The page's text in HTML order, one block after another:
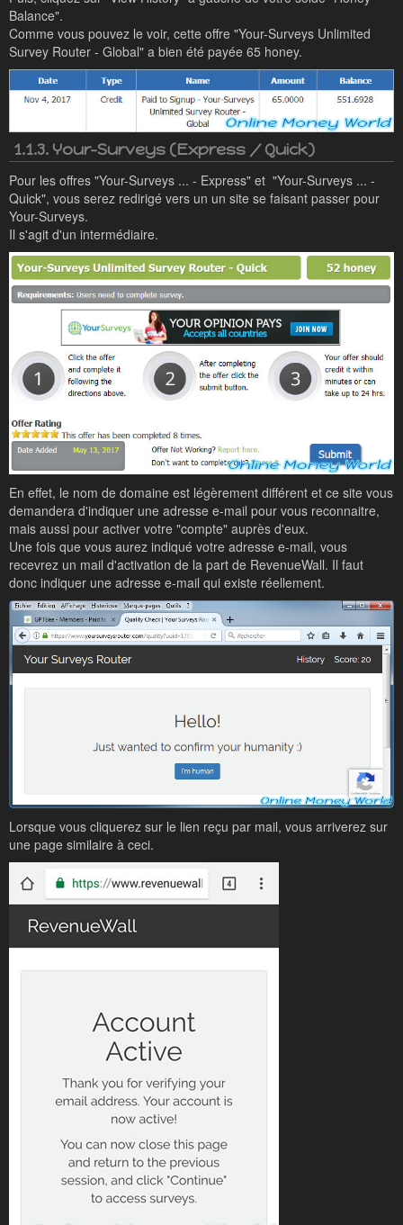
Balance".
Comme vous pouvez le voir, cette offre "Your-Surveys Unlimited
Survey Router - Global" a bien été payée 65 honey.
1.1.3. Your-Surveys (Express / Quick)
Pour les offres "Your-Surveys ... - Express" et "Your-Surveys ... -
Quick", vous serez redirigé vers un un site se faisant passer pour
Your-Surveys.
Il s'agit d'un intermédiaire.
En effet, le nom de domaine est légèrement différent et ce site vous
demandera d'indiquer une adresse e-mail pour vous reconnaitre,
mais aussi pour activer votre "compte" auprès d'eux.
Une fois que vous aurez indiqué votre adresse e-mail, vous
recevrez un mail d'activation de la part de RevenueWall. Il faut
donc indiquer une adresse e-mail qui existe réellement.
Lorsque vous cliquerez sur le lien reçu par mail, vous arriverez sur
une page similaire à ceci.